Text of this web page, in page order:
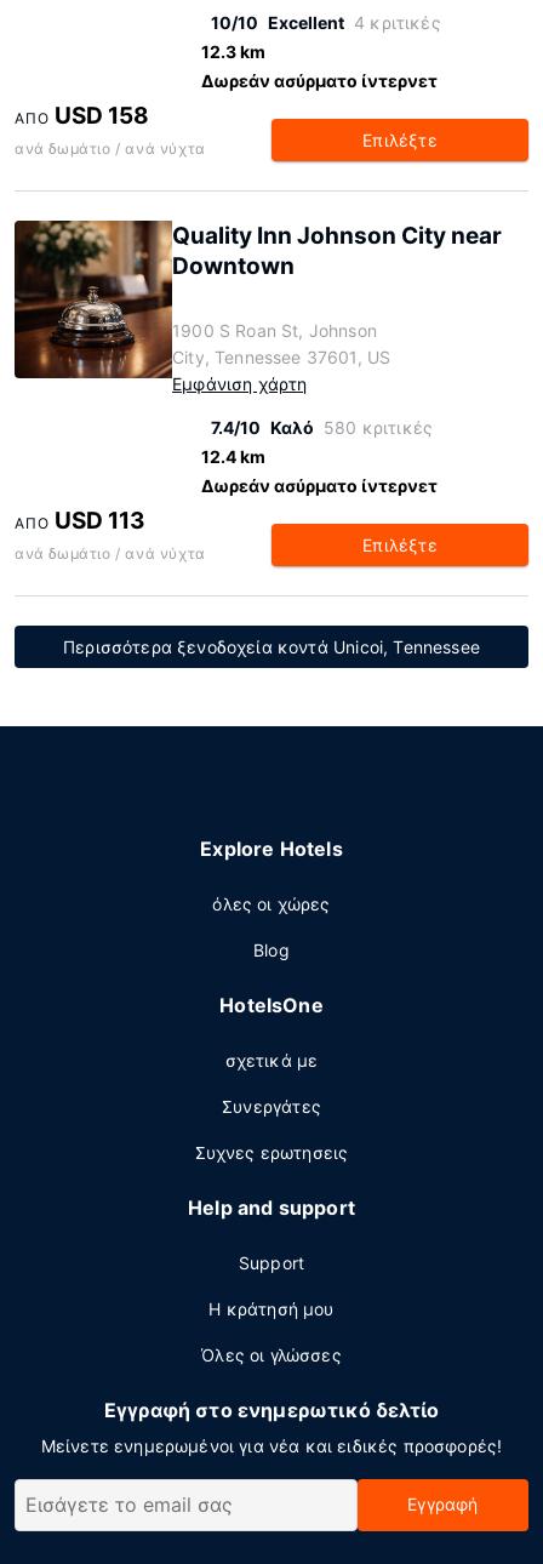
10/10 Excellent 4 κριτικές
12.3 km
Δωρεάν ασύρματο ίντερνετ
ΑΠΌ USD 158
ανά δωμάτιο / ανά νύχτα Επιλέξτε
Quality Inn Johnson City near
Downtown
1900 S Roan St, Johnson
City, Tennessee 37601, US
Εμφάνιση χάρτη
7.4/10 Καλό 580 κριτικές
12.4 km
Δωρεάν ασύρματο ίντερνετ
ΑΠΌ USD 113
ανά δωμάτιο / ανά νύχτα Επιλέξτε
Περισσότερα ξενοδοχεία κοντά Unicoi, Tennessee
Explore Hotels
όλες οι χώρες
Blog
HotelsOne
σχετικά με
Συνεργάτες
Συχνες ερωτησεις
Help and support
Support
Η κράτησή μου
Όλες οι γλώσσες
Εγγραφή στο ενημερωτικό δελτίο
Μείνετε ενημερωμένοι για νέα και ειδικές προσφορές!
Εγγραφή